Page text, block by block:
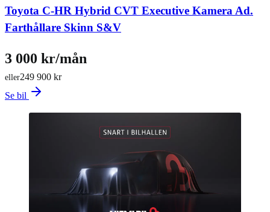
Toyota C-HR Hybrid CVT Executive Kamera Ad.
Farthållare Skinn S&V
249 900 kr
eller
3 000 kr/mån
Se bil